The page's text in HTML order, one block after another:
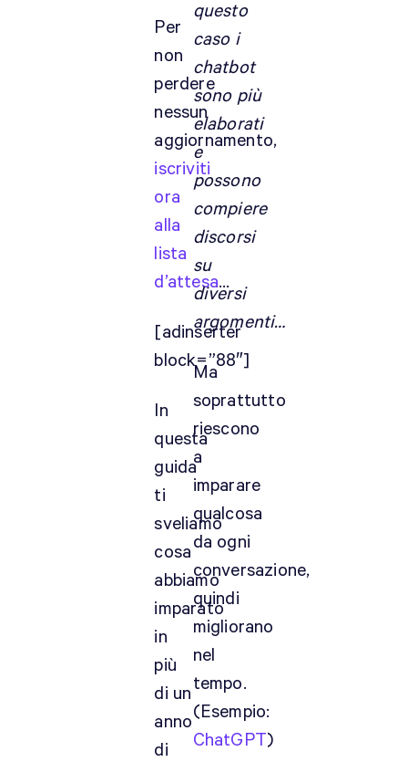
Per
non
perdere
nessun
aggiornamento,
iscriviti
ora
alla
lista
d’attesa…
[adinserter
block=”88″]
In
questa
guida
ti
sveliamo
cosa
abbiamo
imparato
in
più
di un
anno
di
questo
caso i
chatbot
sono più
elaborati
e
possono
compiere
discorsi
su
diversi
argomenti…
Ma
soprattutto
riescono
a
imparare
qualcosa
da ogni
conversazione,
quindi
migliorano
nel
tempo.
(Esempio:
ChatGPT)